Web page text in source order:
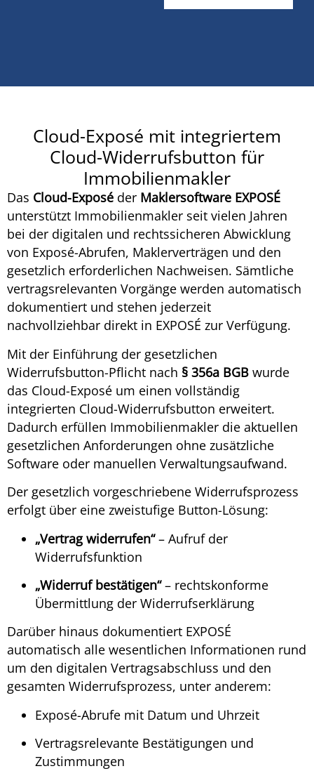
Cloud-Exposé mit integriertem
Cloud-Widerrufsbutton für
Immobilienmakler
Das Cloud-Exposé der Maklersoftware EXPOSÉ
unterstützt Immobilienmakler seit vielen Jahren
bei der digitalen und rechtssicheren Abwicklung
von Exposé-Abrufen, Maklerverträgen und den
gesetzlich erforderlichen Nachweisen. Sämtliche
vertragsrelevanten Vorgänge werden automatisch
dokumentiert und stehen jederzeit
nachvollziehbar direkt in EXPOSÉ zur Verfügung.
Mit der Einführung der gesetzlichen
Widerrufsbutton-Pflicht nach § 356a BGB wurde
das Cloud-Exposé um einen vollständig
integrierten Cloud-Widerrufsbutton erweitert.
Dadurch erfüllen Immobilienmakler die aktuellen
gesetzlichen Anforderungen ohne zusätzliche
Software oder manuellen Verwaltungsaufwand.
Der gesetzlich vorgeschriebene Widerrufsprozess
erfolgt über eine zweistufige Button-Lösung:
„Vertrag widerrufen“– Aufruf der
Widerrufsfunktion
„Widerruf bestätigen“– rechtskonforme
Übermittlung der Widerrufserklärung
Darüber hinaus dokumentiert EXPOSÉ
automatisch alle wesentlichen Informationen rund
um den digitalen Vertragsabschluss und den
gesamten Widerrufsprozess, unter anderem:
Exposé-Abrufe mit Datum und Uhrzeit
Vertragsrelevante Bestätigungen und
Zustimmungen